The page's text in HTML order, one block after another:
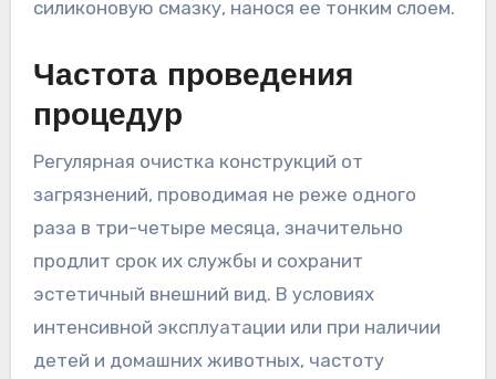
силиконовую смазку, нанося ее тонким слоем.
Частота проведения
процедур
Регулярная очистка конструкций от
загрязнений, проводимая не реже одного
раза в три-четыре месяца, значительно
продлит срок их службы и сохранит
эстетичный внешний вид. В условиях
интенсивной эксплуатации или при наличии
детей и домашних животных, частоту